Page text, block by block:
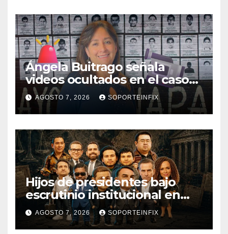
Ángela Buitrago señala
videos ocultados en el caso
Ayotzinapa como estrategia
de encubrimiento
AGOSTO 7, 2026 SOPORTEINFIX
Hijos de presidentes bajo
escrutinio institucional en
Brasil, Guinea Ecuatorial,
Angola y Estados Unidos
AGOSTO 7, 2026 SOPORTEINFIX